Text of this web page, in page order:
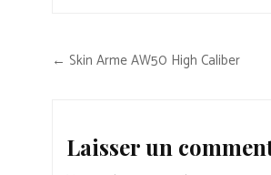
Navigation
← Skin Arme AW50 High Caliber
Laisser un